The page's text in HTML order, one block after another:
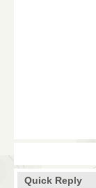
Quick Reply